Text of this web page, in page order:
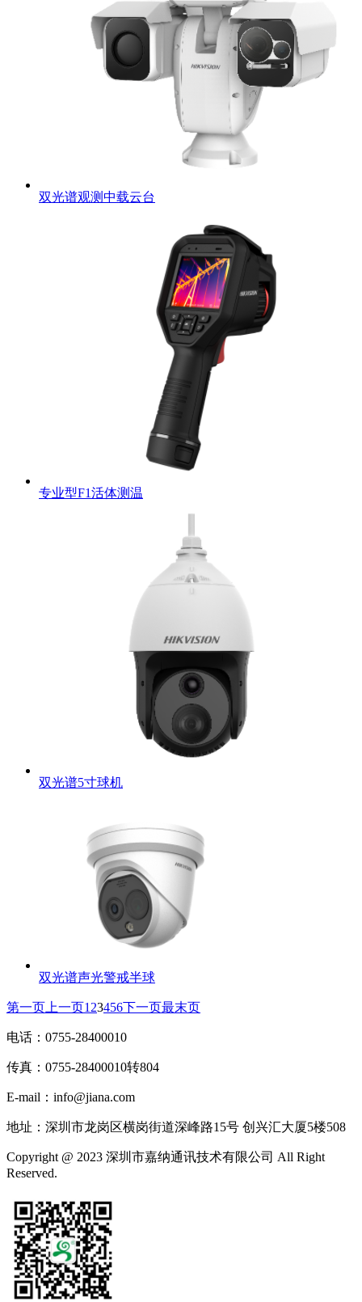
双光谱观测中载云台
专业型F1活体测温
双光谱5寸球机
双光谱声光警戒半球
第一页 上一页1 23456下一页最末页
电话：0755-28400010
传真：0755-28400010转804
E-mail：info@jiana.com
地址：深圳市龙岗区横岗街道深峰路15号 创兴汇大厦5楼508
Copyright @ 2023 深圳市嘉纳通讯技术有限公司 All Right
Reserved.